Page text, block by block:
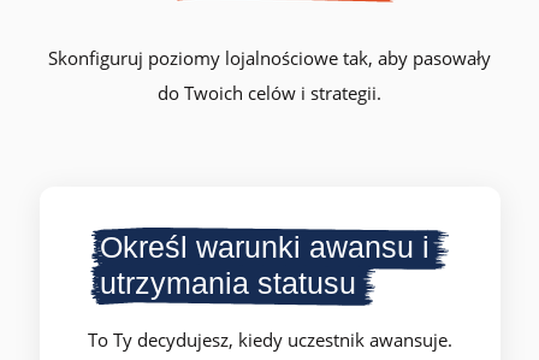
Skonfiguruj poziomy lojalnościowe tak, aby pasowały
do Twoich celów i strategii.
Określ warunki awansu i
utrzymania statusu
To Ty decydujesz, kiedy uczestnik awansuje.